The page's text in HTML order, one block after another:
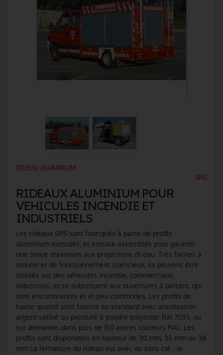
RIDEAU ALUMINIUM
SRS
RIDEAUX ALUMINIUM POUR
VEHICULES INCENDIE ET
INDUSTRIELS
Les rideaux SRS sont fabriqués à partir de profils
aluminium extrudés, et ensuite assemblés pour garantir
une tenue maximum aux projections d\'eau. Très faciles à
monter et de fonctionnement silencieux, ils peuvent être
utilisés sur des véhicules incendie, commerciaux,
industriels, et se substituent aux ouvertures à battant, qui
sont encombrantes et et peu commodes. Les profils de
haute qualité sont fournis en standard avec anodisation
argent satiné ou peinture à poudre polyester Ral 7035, ou
sur demande, dans plus de 150 autres couleurs RAL. Les
profils sont disponibles en hauteur de 30 mm, 35 mm ou 38
mm La fermeture du rideau est avec ou sans clé ; le